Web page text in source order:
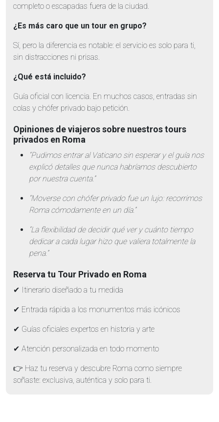
completo o escapadas fuera de la ciudad.
¿Es más caro que un tour en grupo?
Sí, pero la diferencia es notable: el servicio es solo para ti,
sin distracciones ni prisas.
¿Qué está incluido?
Guía oficial con licencia. En muchos casos, entradas sin
colas y chófer privado bajo petición.
Opiniones de viajeros sobre nuestros tours
privados en Roma
“Pudimos entrar al Vaticano sin esperar y el guía nos
explicó detalles que nunca habríamos descubierto
por nuestra cuenta.”
“Moverse con chófer privado fue un lujo: recorrimos
Roma cómodamente en un día.”
“La flexibilidad de decidir qué ver y cuánto tiempo
dedicar a cada lugar hizo que valiera totalmente la
pena.”
Reserva tu Tour Privado en Roma
✔ Itinerario diseñado a tu medida
✔ Entrada rápida a los monumentos más icónicos
✔ Guías oficiales expertos en historia y arte
✔ Atención personalizada en todo momento
👉 Haz tu reserva y descubre Roma como siempre
soñaste: exclusiva, auténtica y solo para ti.